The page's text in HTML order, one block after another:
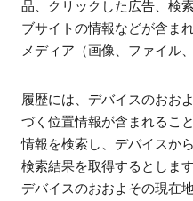
品、クリックした広告、検
ブサイトの情報などが含ま
メディア（画像、ファイル
履歴には、デバイスのおお
づく位置情報が含まれるこ
情報を検索し、デバイスか
検索結果を取得するとしま
デバイスのおおよその現在